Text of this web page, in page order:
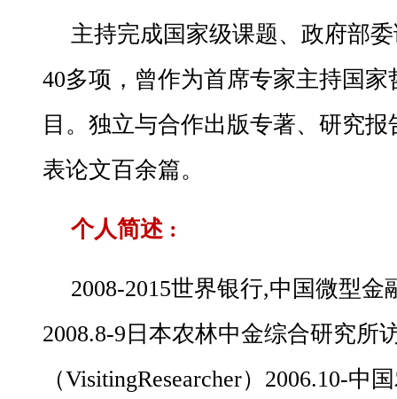
主持完成国家级课题、政府部
40多项，曾作为首席专家主持国
目。独立与合作出版专著、研究
表论文百余篇。
个人简述 :
2008-2015世界银行,中国微型
2008.8-9日本农林中金综合研究所
（VisitingResearcher）2006.10-中